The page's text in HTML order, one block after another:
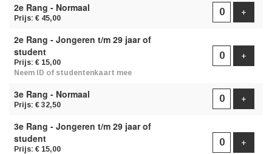
2e Rang - Normaal
Prijs: € 45,00
+
2e Rang - Jongeren t/m 29 jaar of
student
Prijs: € 15,00
Neem ID of studentenkaart mee
+
3e Rang - Normaal
Prijs: € 32,50
+
3e Rang - Jongeren t/m 29 jaar of
student
Prijs: € 15,00
+